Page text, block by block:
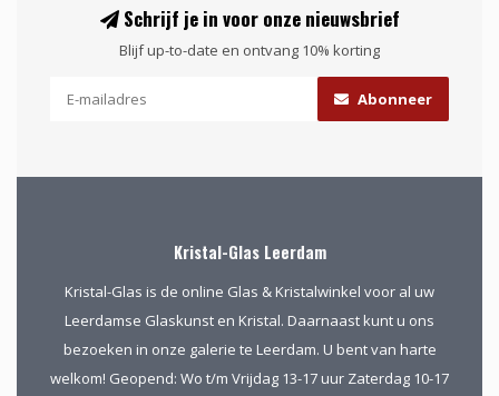
Schrijf je in voor onze nieuwsbrief
Blijf up-to-date en ontvang 10% korting
Abonneer
Kristal-Glas Leerdam
Kristal-Glas is de online Glas & Kristalwinkel voor al uw
Leerdamse Glaskunst en Kristal. Daarnaast kunt u ons
bezoeken in onze galerie te Leerdam. U bent van harte
welkom! Geopend: Wo t/m Vrijdag 13-17 uur Zaterdag 10-17